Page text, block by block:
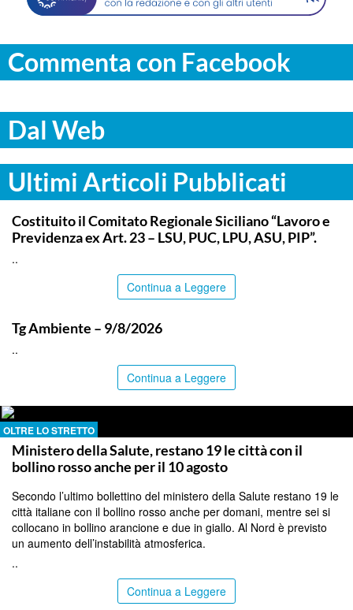
Commenta con Facebook
Dal Web
Ultimi Articoli Pubblicati
COMMUNITY
Costituito il Comitato Regionale Siciliano “Lavoro e
Previdenza ex Art. 23 – LSU, PUC, LPU, ASU, PIP”.
..
Continua a Leggere
Tg Ambiente – 9/8/2026
..
Continua a Leggere
OLTRE LO STRETTO
Ministero della Salute, restano 19 le città con il
bollino rosso anche per il 10 agosto
Secondo l’ultimo bollettino del ministero della Salute restano 19 le
città italiane con il bollino rosso anche per domani, mentre sei si
collocano in bollino arancione e due in giallo. Al Nord è previsto
un aumento dell’instabilità atmosferica.
..
Continua a Leggere